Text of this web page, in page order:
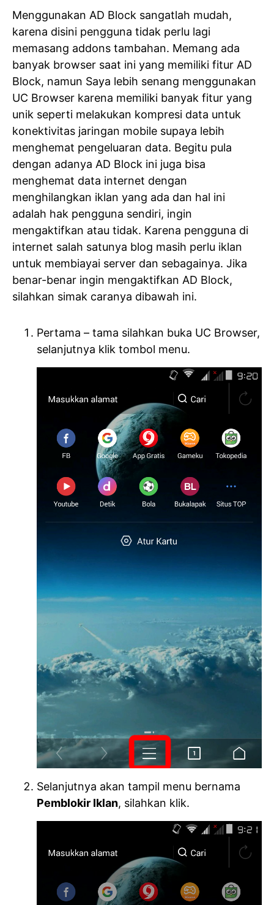
Menggunakan AD Block sangatlah mudah,
karena disini pengguna tidak perlu lagi
memasang addons tambahan. Memang ada
banyak browser saat ini yang memiliki fitur AD
Block, namun Saya lebih senang menggunakan
UC Browser karena memiliki banyak fitur yang
unik seperti melakukan kompresi data untuk
konektivitas jaringan mobile supaya lebih
menghemat pengeluaran data. Begitu pula
dengan adanya AD Block ini juga bisa
menghemat data internet dengan
menghilangkan iklan yang ada dan hal ini
adalah hak pengguna sendiri, ingin
mengaktifkan atau tidak. Karena pengguna di
internet salah satunya blog masih perlu iklan
untuk membiayai server dan sebagainya. Jika
benar-benar ingin mengaktifkan AD Block,
silahkan simak caranya dibawah ini.
Pertama – tama silahkan buka UC Browser,
selanjutnya klik tombol menu.
Selanjutnya akan tampil menu bernama
Pemblokir Iklan, silahkan klik.